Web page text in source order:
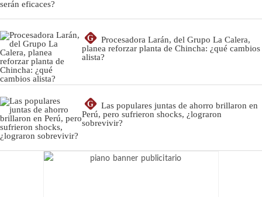
G
Procesadora Larán, del Grupo La Calera,
planea reforzar planta de Chincha: ¿qué cambios
alista?
G
Las populares juntas de ahorro brillaron en
Perú, pero sufrieron shocks, ¿lograron
sobrevivir?